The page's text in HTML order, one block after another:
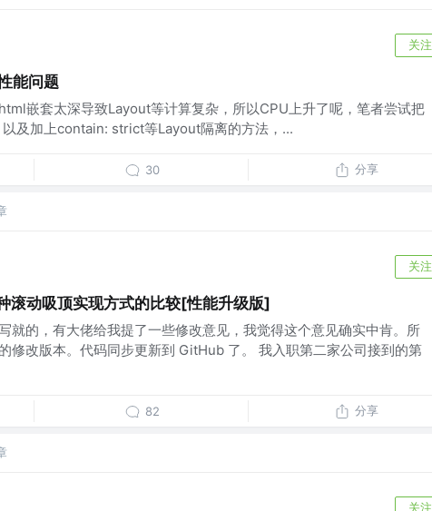
关注
能问题
嵌套太深导致Layout等计算复杂，所以CPU上升了呢，笔者尝试把
以及加上contain: strict等Layout隔离的方法，...
30 分享
关注
滚动吸顶实现方式的比较[性能升级版]
就的，有大佬给我提了一些修改意见，我觉得这个意见确实中肯。所
修改版本。代码同步更新到 GitHub 了。 我入职第二家公司接到的第
82 分享
关注